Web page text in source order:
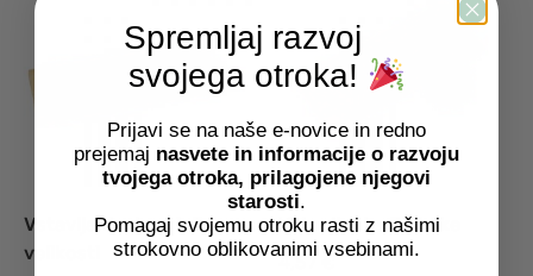
Vstavljanka krogi, 3
velikosti
Vstavljanka 3 oblike
4,57 €
Spremljaj razvoj
svojega otroka!
Prijavi se na naše e-novice in redno
prejemaj nasvete in informacije o razvoju
tvojega otroka, prilagojene njegovi
starosti.
Pomagaj svojemu otroku rasti z našimi
strokovno oblikovanimi vsebinami.